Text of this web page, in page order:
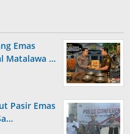
Emas
Matalawa …
Pasir Emas